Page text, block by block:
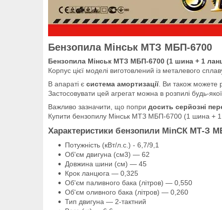
Бензопила Мінськ МТЗ МБП-6700
Бензопила Мінськ МТЗ МБП-6700 (1 шина + 1
Корпус цієї моделі виготовлений із металевого
В апараті є система амортизації. Ви також можете
Застосовувати цей агрегат можна в розпилі будь-
Важливо зазначити, що попри досить серйозні
Купити бензопилу Мінськ МТЗ МБП-6700 (1 шина +
Характеристики бензопили MinСК
Потужність (кВт/л.с.) - 6,7/9,1
Об'єм двигуна (см3) — 62
Довжина шини (см) — 45
Крок ланцюга — 0,325
Об'єм паливного бака (літров) — 0,550
Об'єм оливного бака (літров) — 0,260
Тип двигуна — 2-тактний